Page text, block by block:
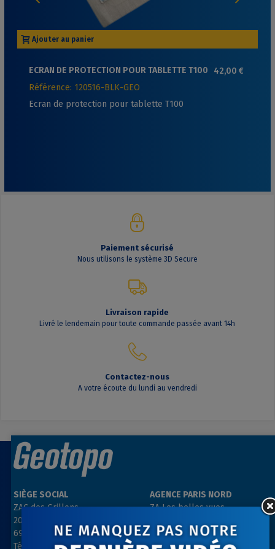
Ajouter au panier
ECRAN DE PROTECTION POUR TABLETTE T100 42,00 €
Référence: 120516-BLK-GEO
Ecran de protection pour tablette T100
Paiement sécurisé
Nous utilisons le système 3D Secure
Livraison rapide
Livré le lendemain pour toute commande passée avant 14h
Contactez-nous
A votre écoute du lundi au vendredi
SIÈGE SOCIAL
ZAC des Grillons
208, rue de l’Ancienne Distillerie
69400 GLEIZÉ
Tél : 04 74 69 94 00
AGENCE PARIS NORD
ZA Les belles vues
91290 ARPAJON
Tél : 01 64 55 11 80